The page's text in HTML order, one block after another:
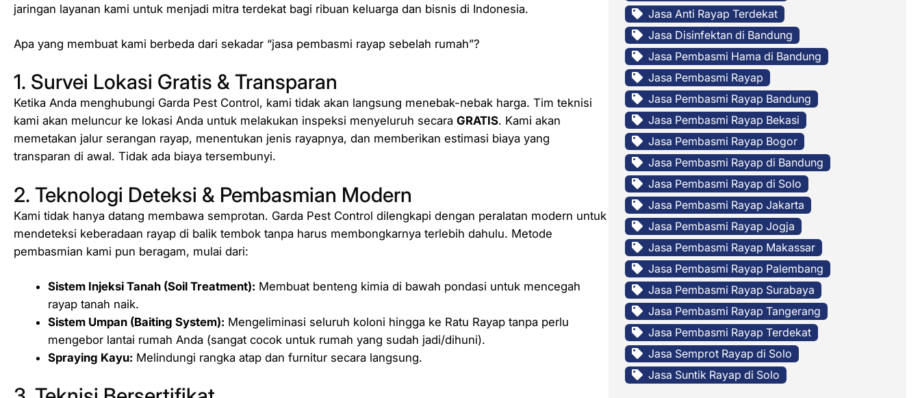
jaringan layanan kami untuk menjadi mitra terdekat bagi ribuan keluarga dan bisnis di Indonesia.
Apa yang membuat kami berbeda dari sekadar “jasa pembasmi rayap sebelah rumah”?
1. Survei Lokasi Gratis & Transparan
Ketika Anda menghubungi Garda Pest Control, kami tidak akan langsung menebak-nebak harga. Tim teknisi
kami akan meluncur ke lokasi Anda untuk melakukan inspeksi menyeluruh secara GRATIS. Kami akan
memetakan jalur serangan rayap, menentukan jenis rayapnya, dan memberikan estimasi biaya yang
transparan di awal. Tidak ada biaya tersembunyi.
2. Teknologi Deteksi & Pembasmian Modern
Kami tidak hanya datang membawa semprotan. Garda Pest Control dilengkapi dengan peralatan modern untuk
mendeteksi keberadaan rayap di balik tembok tanpa harus membongkarnya terlebih dahulu. Metode
pembasmian kami pun beragam, mulai dari:
Sistem Injeksi Tanah (Soil Treatment): Membuat benteng kimia di bawah pondasi untuk mencegah
rayap tanah naik.
Sistem Umpan (Baiting System): Mengeliminasi seluruh koloni hingga ke Ratu Rayap tanpa perlu
mengebor lantai rumah Anda (sangat cocok untuk rumah yang sudah jadi/dihuni).
Spraying Kayu: Melindungi rangka atap dan furnitur secara langsung.
Jasa Anti Rayap Terdekat
Jasa Disinfektan di Bandung
Jasa Pembasmi Hama di Bandung
Jasa Pembasmi Rayap
Jasa Pembasmi Rayap Bandung
Jasa Pembasmi Rayap Bekasi
Jasa Pembasmi Rayap Bogor
Jasa Pembasmi Rayap di Bandung
Jasa Pembasmi Rayap di Solo
Jasa Pembasmi Rayap Jakarta
Jasa Pembasmi Rayap Jogja
Jasa Pembasmi Rayap Makassar
Jasa Pembasmi Rayap Palembang
Jasa Pembasmi Rayap Surabaya
Jasa Pembasmi Rayap Tangerang
Jasa Pembasmi Rayap Terdekat
Jasa Semprot Rayap di Solo
Jasa Suntik Rayap di Solo